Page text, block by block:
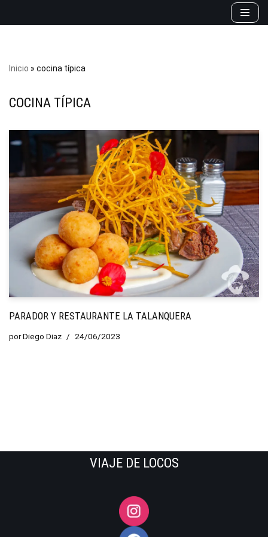
Inicio » cocina típica
COCINA TÍPICA
PARADOR Y RESTAURANTE LA TALANQUERA
porDiego Diaz 24/06/2023
VIAJE DE LOCOS